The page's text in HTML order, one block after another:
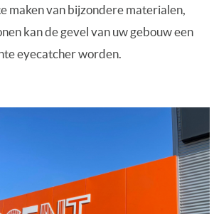
maken van bijzondere materialen,
kan de gevel van uw gebouw een
eyecatcher worden.